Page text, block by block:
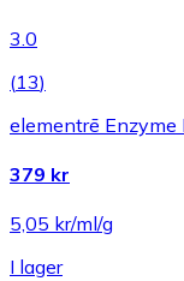
3.0
(13)
elementrē Enzyme
379 kr
5,05 kr/ml/g
I lager